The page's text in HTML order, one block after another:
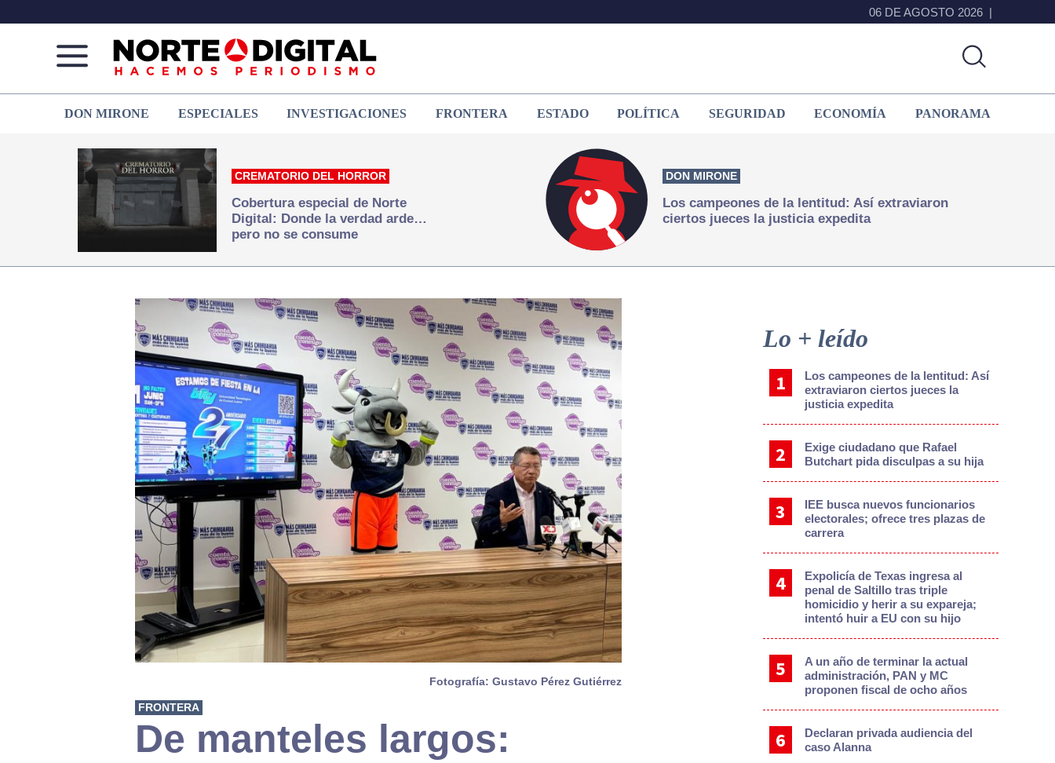
06 DE AGOSTO 2026
de
Juárez
que
hacemos periodismo
DON MIRONE ESPECIALES INVESTIGACIONES FRONTERA ESTADO POLÍTICA SEGURIDAD ECONOMÍA PANORAMA
CREMATORIO DEL HORROR
Cobertura especial de Norte
Digital: Donde la verdad arde…
pero no se consume
DON MIRONE
Los campeones de la lentitud: Así extraviaron
ciertos jueces la justicia expedita
Fotografía: Gustavo Pérez Gutiérrez
FRONTERA
De manteles largos:
Sidebar
Lo + leído
Los campeones de la lentitud: Así
extraviaron ciertos jueces la
justicia expedita
Exige ciudadano que Rafael
Butchart pida disculpas a su hija
IEE busca nuevos funcionarios
electorales; ofrece tres plazas de
carrera
Expolicía de Texas ingresa al
penal de Saltillo tras triple
homicidio y herir a su expareja;
intentó huir a EU con su hijo
A un año de terminar la actual
administración, PAN y MC
proponen fiscal de ocho años
Declaran privada audiencia del
caso Alanna